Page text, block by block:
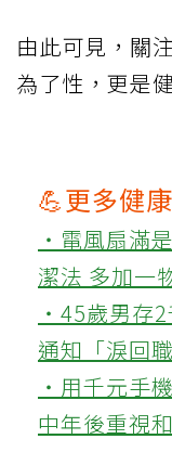
由此可見，關
為了性，更是
💪更多健
‧電風扇滿
潔法 多加一
‧45歲男存
通知「淚回
‧用千元手
中年後重視